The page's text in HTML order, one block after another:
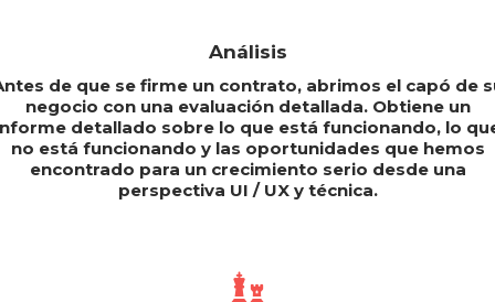
Análisis
de que se firme un contrato, abrimos el capó de
negocio con una evaluación detallada. Obtiene un
detallado sobre lo que está funcionando, lo
no está funcionando y las oportunidades que hemos
encontrado para un crecimiento serio desde una
perspectiva UI / UX y técnica.